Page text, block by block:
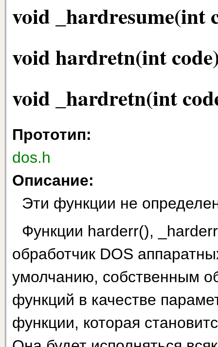
void _hardresume(int
void hardretn(int
void _hardretn(int
Прототип:
dos.h
Описание:
Эти функции не
Функции harderr(),
обработчик DOS
умолчанию, собственным
функций в качестве
функции, которая